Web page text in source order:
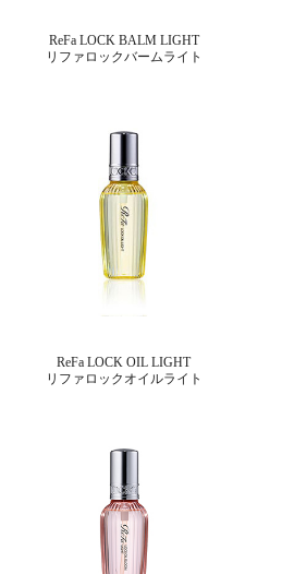
ReFa LOCK BALM LIGHT
リファロックバームライト
ReFa LOCK OIL LIGHT
リファロックオイルライト